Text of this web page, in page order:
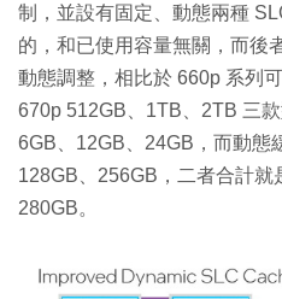
制，並設有固定、動態兩種
的，和已使用容量無關，而後
動態調整，相比於 660p 系列
670p 512GB、1TB、2TB 三
6GB、12GB、24GB，而動態
128GB、256GB，二者合計就
280GB。